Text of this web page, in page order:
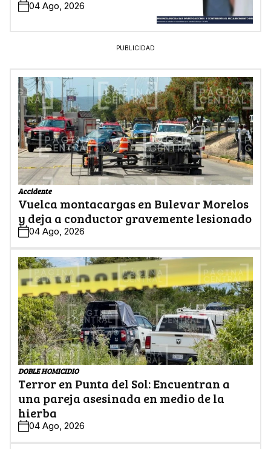
04 Ago, 2026
PUBLICIDAD
Accidente
Vuelca montacargas en Bulevar Morelos
y deja a conductor gravemente lesionado
04 Ago, 2026
DOBLE HOMICIDIO
Terror en Punta del Sol: Encuentran a
una pareja asesinada en medio de la
hierba
04 Ago, 2026